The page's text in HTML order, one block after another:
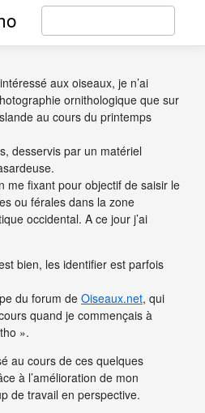
aux oiseaux, je n’ai
ornithologique que sur
au cours du printemps
desservis par un matériel
me fixant pour objectif de saisir le
ou férales dans la zone
occidental. A ce jour j’ai
bien, les identifier est parfois
du forum de Oiseaux.net, qui
quand je commençais à
».
au cours de ces quelques
à l’amélioration de mon
de travail en perspective.